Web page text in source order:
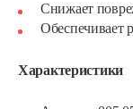
Снижает
Обеспечивает
Характеристики